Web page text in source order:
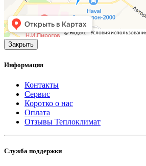
Закрыть
Информация
Контакты
Сервис
Коротко о нас
Оплата
Отзывы Теплоклимат
Служба поддержки